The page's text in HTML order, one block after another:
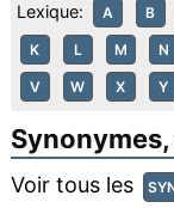
Lexique: A B
K L M N
V W X Y
Voir tous les